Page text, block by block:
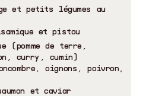
et petits légumes au
et pistou
(pomme de terre,
curry, cumin)
oignons, poivron,
et caviar